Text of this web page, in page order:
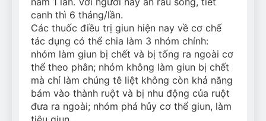
canh thì 6 tháng/lần.
Các thuốc điều trị giun hiện nay về cơ chế
tác dụng có thể chia làm 3 nhóm chính:
nhóm làm giun bị chết và bị tống ra ngoài cơ
thể theo phân; nhóm không làm giun bị chết
mà chỉ làm chúng tê liệt không còn khả năng
bám vào thành ruột và bị nhu động của ruột
đưa ra ngoài; nhóm phá hủy cơ thể giun, làm